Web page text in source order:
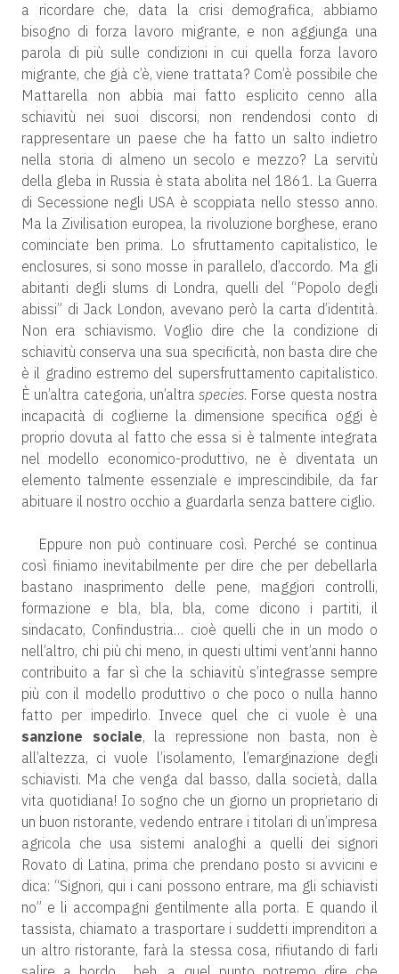
a ricordare che, data la crisi demografica, abbiamo
bisogno di forza lavoro migrante, e non aggiunga una
parola di più sulle condizioni in cui quella forza lavoro
migrante, che già c’è, viene trattata? Com’è possibile che
Mattarella non abbia mai fatto esplicito cenno alla
schiavitù nei suoi discorsi, non rendendosi conto di
rappresentare un paese che ha fatto un salto indietro
nella storia di almeno un secolo e mezzo? La servitù
della gleba in Russia è stata abolita nel 1861. La Guerra
di Secessione negli USA è scoppiata nello stesso anno.
Ma la Zivilisation europea, la rivoluzione borghese, erano
cominciate ben prima. Lo sfruttamento capitalistico, le
enclosures, si sono mosse in parallelo, d’accordo. Ma gli
abitanti degli slums di Londra, quelli del “Popolo degli
abissi” di Jack London, avevano però la carta d’identità.
Non era schiavismo. Voglio dire che la condizione di
schiavitù conserva una sua specificità, non basta dire che
è il gradino estremo del supersfruttamento capitalistico.
È un’altra categoria, un’altraspecies. Forse questa nostra
incapacità di coglierne la dimensione specifica oggi è
proprio dovuta al fatto che essa si è talmente integrata
nel modello economico-produttivo, ne è diventata un
elemento talmente essenziale e imprescindibile, da far
abituare il nostro occhio a guardarla senza battere ciglio.
Eppure non può continuare così. Perché se continua
così finiamo inevitabilmente per dire che per debellarla
bastano inasprimento delle pene, maggiori controlli,
formazione e bla, bla, bla, come dicono i partiti, il
sindacato, Confindustria… cioè quelli che in un modo o
nell’altro, chi più chi meno, in questi ultimi vent’anni hanno
contribuito a far sì che la schiavitù s’integrasse sempre
più con il modello produttivo o che poco o nulla hanno
fatto per impedirlo. Invece quel che ci vuole è una
sanzione sociale, la repressione non basta, non è
all’altezza, ci vuole l’isolamento, l’emarginazione degli
schiavisti. Ma che venga dal basso, dalla società, dalla
vita quotidiana! Io sogno che un giorno un proprietario di
un buon ristorante, vedendo entrare i titolari di un’impresa
agricola che usa sistemi analoghi a quelli dei signori
Rovato di Latina, prima che prendano posto si avvicini e
dica: “Signori, qui i cani possono entrare, ma gli schiavisti
no” e li accompagni gentilmente alla porta. E quando il
tassista, chiamato a trasportare i suddetti imprenditori a
un altro ristorante, farà la stessa cosa, rifiutando di farli